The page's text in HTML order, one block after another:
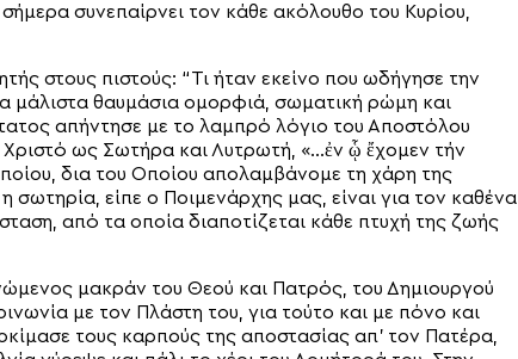
συνεπαίρνει τον κάθε ακόλουθο του Κυρίου,
στους πιστούς: “Τι ήταν εκείνο που ωδήγησε την
μάλιστα θαυμάσια ομορφιά, σωματική ρώμη και
απήντησε με το λαμπρό λόγιο του Αποστόλου
Χριστό ως Σωτήρα και Λυτρωτή, «…ἐν ᾧ ἔχομεν τήν
δια του Οποίου απολαμβάνομε τη χάρη της
είπε ο Ποιμενάρχης μας, είναι για τον καθένα
από τα οποία διαποτίζεται κάθε πτυχή της ζωής
μακράν του Θεού και Πατρός, του Δημιουργού
με τον Πλάστη του, για τούτο και με πόνο και
τους καρπούς της αποστασίας απ’ τον Πατέρα,